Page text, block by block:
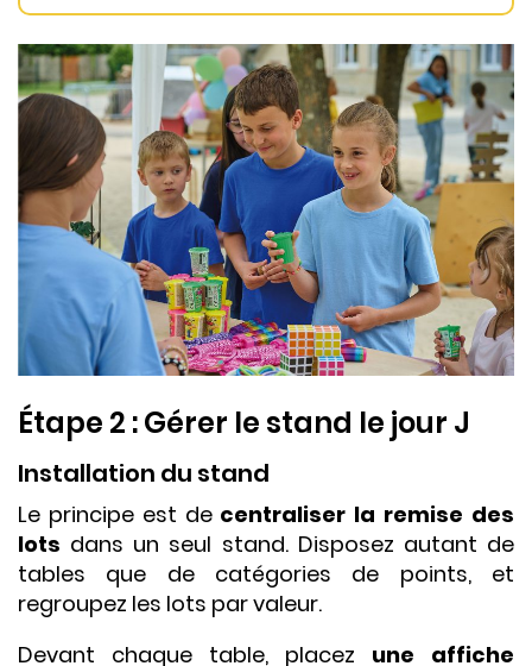
Étape 2 : Gérer le stand le jour J
Installation du stand
Le principe est de centraliser la remise des
lots dans un seul stand. Disposez autant de
tables que de catégories de points, et
regroupez les lots par valeur.
Devant chaque table, placez une affiche